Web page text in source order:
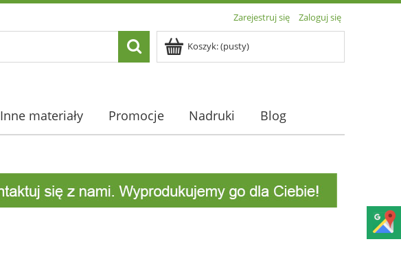
Zarejestruj się Zaloguj się
Koszyk:(pusty)
Inne materiały Promocje Nadruki Blog